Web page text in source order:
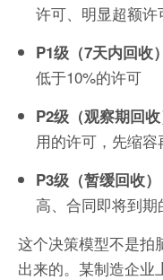
许可、明显超额许
P1级（7天内回收）
低于10%的许可
P2级（观察期回收
用的许可，先缩容
P3级（暂缓回收）
高、合同即将到期
这个决策模型不是拍
出来的。某制造企业